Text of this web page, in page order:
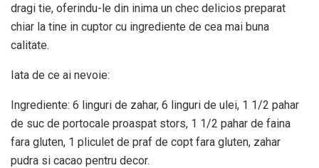
dragi tie, oferindu-le din inima un chec delicios preparat
chiar la tine in cuptor cu ingrediente de cea mai buna
calitate.
Iata de ce ai nevoie:
Ingrediente: 6 linguri de zahar, 6 linguri de ulei, 1 1/2 pahar
de suc de portocale proaspat stors, 1 1/2 pahar de faina
fara gluten, 1 pliculet de praf de copt fara gluten, zahar
pudra si cacao pentru decor.